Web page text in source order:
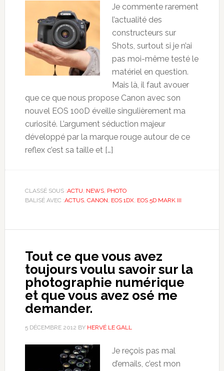
Je commente rarement
l’actualité des
constructeurs sur
Shots, surtout si je n’ai
pas moi-même testé le
matériel en question.
Mais là, il faut avouer
que ce que nous propose Canon avec son
nouvel EOS 100D éveille singulièrement ma
curiosité. L’argument séduction majeur
développé par la marque rouge autour de ce
reflex c’est sa taille et […]
CLASSÉ SOUS :ACTU NEWS, PHOTO
BALISÉ AVEC :ACTUS, CANON EOS 1DX, EOS 5D MARK III
Tout ce que vous avez
toujours voulu savoir sur la
photographie numérique
et que vous avez osé me
demander.
5 DÉCEMBRE 2012 BY HERVÉ LE GALL
Je reçois pas mal
d’emails, c’est mon